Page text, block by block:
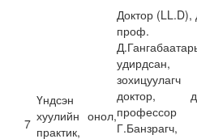
7
Үндсэн
хуулийн онол,
практик,
Доктор (LL.D),
проф.
удирдсан,
зохицуулагч
доктор,
профессор
Г.Банзрагч,